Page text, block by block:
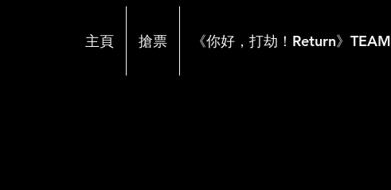
主頁 搶票 《你好，打劫！Return》TEAM